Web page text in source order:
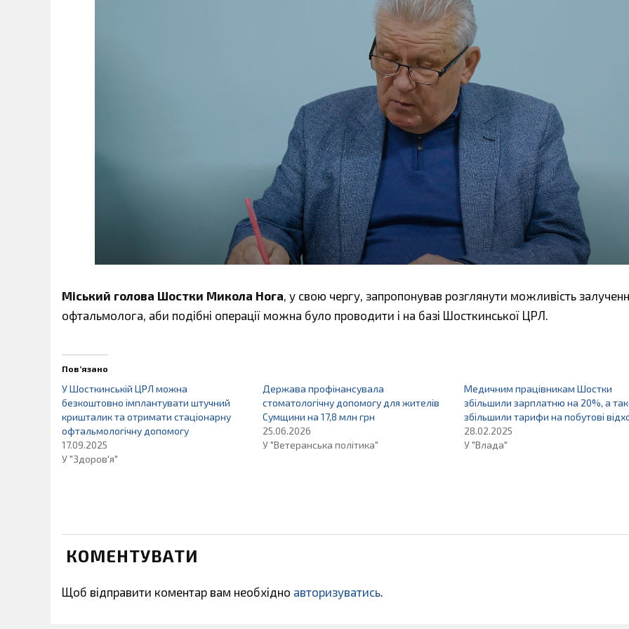
Міський голова Шостки Микола Нога , у свою чергу, запропонував розглянути можливість
офтальмолога, аби подібні операції можна було проводити і на базі Шосткинської ЦРЛ.
Пов’язано
У Шосткинській ЦРЛ можна
безкоштовно імплантувати штучний
кришталик та отримати стаціонарну
офтальмологічну допомогу
17.09.2025
У "Здоров'я"
Держава профінансувала
стоматологічну допомогу для жителів
Сумщини на 17,8 млн грн
25.06.2026
У "Ветеранська політика"
Медичним працівникам Шостки
збільшили зарплатню на 20%, а
збільшили тарифи на побутові
28.02.2025
У "Влада"
КОМЕНТУВАТИ
Щоб відправити коментар вам необхідно авторизуватись.